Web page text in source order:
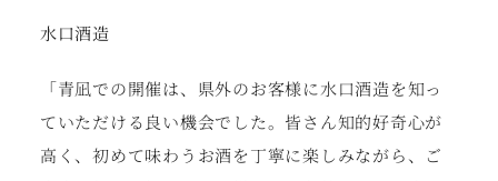
水口酒造
「青凪での開催は、県外のお客様に水口酒造を知っ
ていただける良い機会でした。皆さん知的好奇心が
高く、初めて味わうお酒を丁寧に楽しみながら、ご